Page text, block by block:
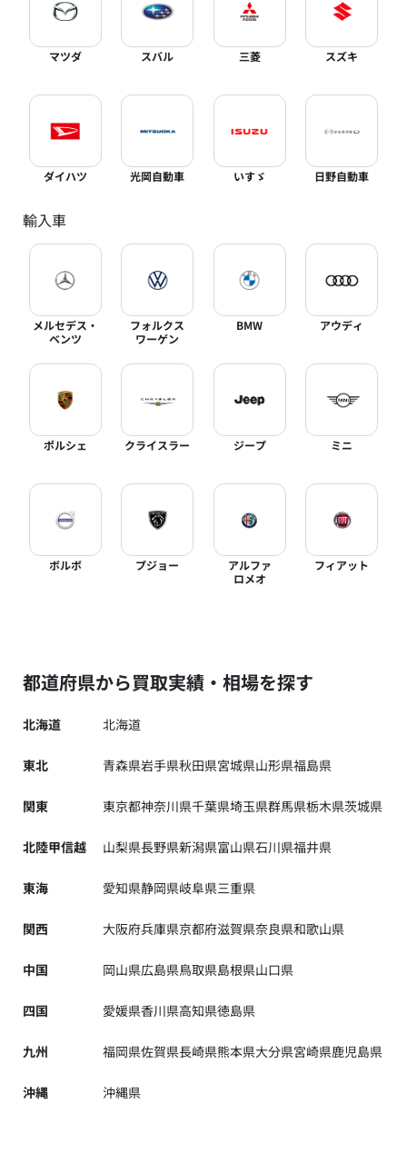
マツダ スバル 三菱 スズキ
ダイハツ 光岡自動車 いすゞ 日野自動車
輸入車
メルセデス・
ベンツ
フォルクス
ワーゲン
BMW アウディ
ポルシェ クライスラー ジープ ミニ
ボルボ プジョー
アルファ
ロメオ
フィアット
都道府県から買取実績・相場を探す
北海道 北海道
東北 青森県岩手県秋田県宮城県山形県福島県
関東 東京都神奈川県千葉県埼玉県群馬県栃木県茨城県
北陸甲信越 山梨県長野県新潟県富山県石川県福井県
東海 愛知県静岡県岐阜県三重県
関西 大阪府兵庫県京都府滋賀県奈良県和歌山県
中国 岡山県広島県鳥取県島根県山口県
四国 愛媛県香川県高知県徳島県
九州 福岡県佐賀県長崎県熊本県大分県宮崎県鹿児島県
沖縄 沖縄県